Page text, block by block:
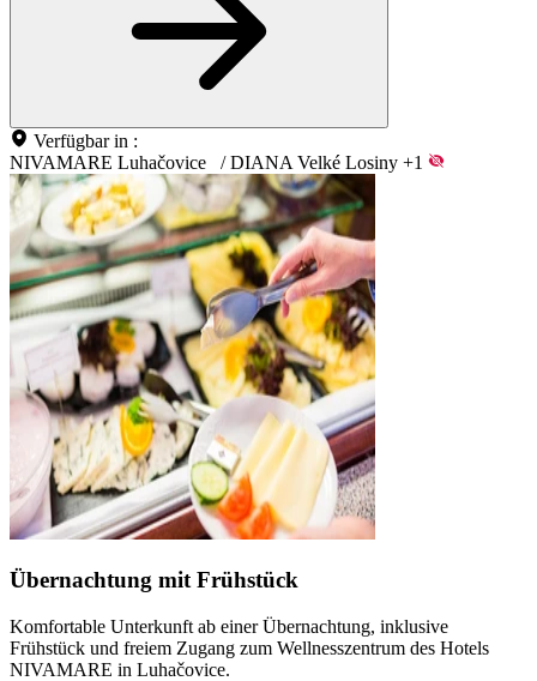
Verfügbar in :
NIVAMARE Luhačovice
/ DIANA Velké Losiny +1
Übernachtung mit Frühstück
Komfortable Unterkunft ab einer Übernachtung, inklusive
Frühstück und freiem Zugang zum Wellnesszentrum des Hotels
NIVAMARE in Luhačovice.